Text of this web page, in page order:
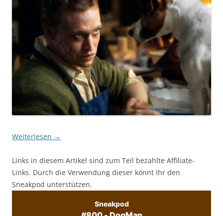
Weiterlesen →
Links in diesem Artikel sind zum Teil bezahlte Affiliate-
Links. Durch die Verwendung dieser könnt Ihr den
Sneakpod unterstützen.